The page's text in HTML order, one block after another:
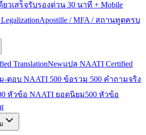
ยวเสร็จรับรองด่วน 30 นาที + Mobile
Apostille / MFA / สถานทูตครบ
TranslationNewแปล NAATI Certified
-ตอบ NAATI 500 ข้อรวม 500 คำถามจริง
หัวข้อ NAATI ยอดนิยม500 หัวข้อ